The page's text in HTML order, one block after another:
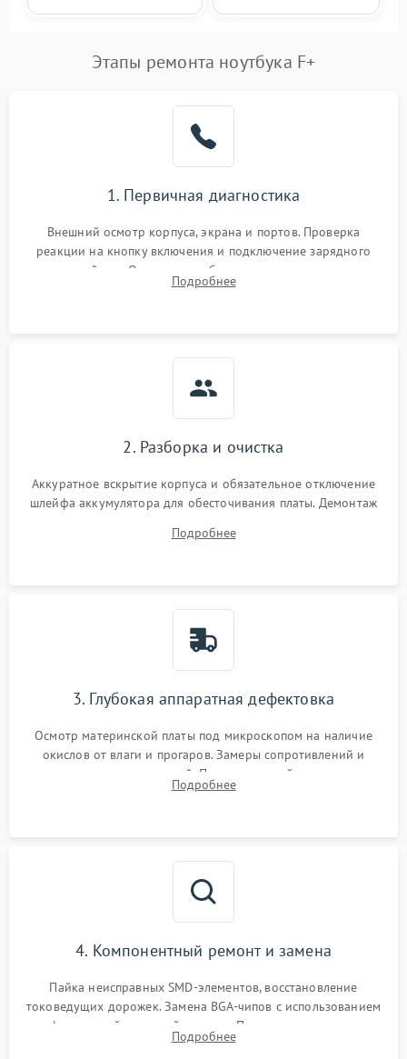
Этапы ремонта ноутбука F+
1. Первичная диагностика
Внешний осмотр корпуса, экрана и портов. Проверка
реакции на кнопку включения и подключение зарядного
устройства. Оценка потребления тока с помощью
лабораторного блока питания для локализации проблемы.
Подробнее
2. Разборка и очистка
Аккуратное вскрытие корпуса и обязательное отключение
шлейфа аккумулятора для обесточивания платы. Демонтаж
высохшей термопасты с кристаллов чипов.
Подробнее
3. Глубокая аппаратная дефектовка
Осмотр материнской платы под микроскопом на наличие
окислов от влаги и прогаров. Замеры сопротивлений и
дежурных напряжений. Проверка цепей питания,
мультиконтроллера, процессора и видеочипа.
Подробнее
4. Компонентный ремонт и замена
Пайка неисправных SMD-элементов, восстановление
токоведущих дорожек. Замена BGA-чипов с использованием
инфракрасной паяльной станции. Прошивка микросхемы
BIOS или замена поврежденных портов USB
Подробнее